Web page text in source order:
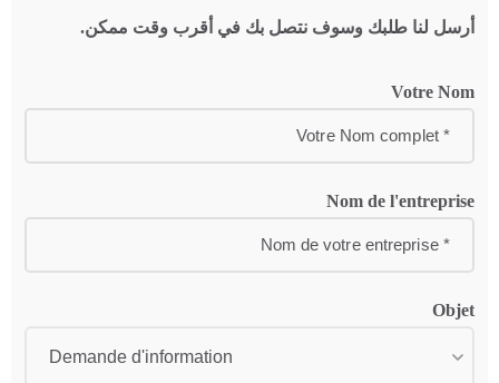
أرسل لنا طلبك وسوف نتصل بك في أقرب وقت ممكن.
Votre Nom
Nom de l'entreprise
Objet